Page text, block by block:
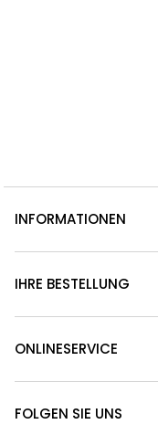
INFORMATIONEN
IHRE BESTELLUNG
ONLINESERVICE
FOLGEN SIE UNS